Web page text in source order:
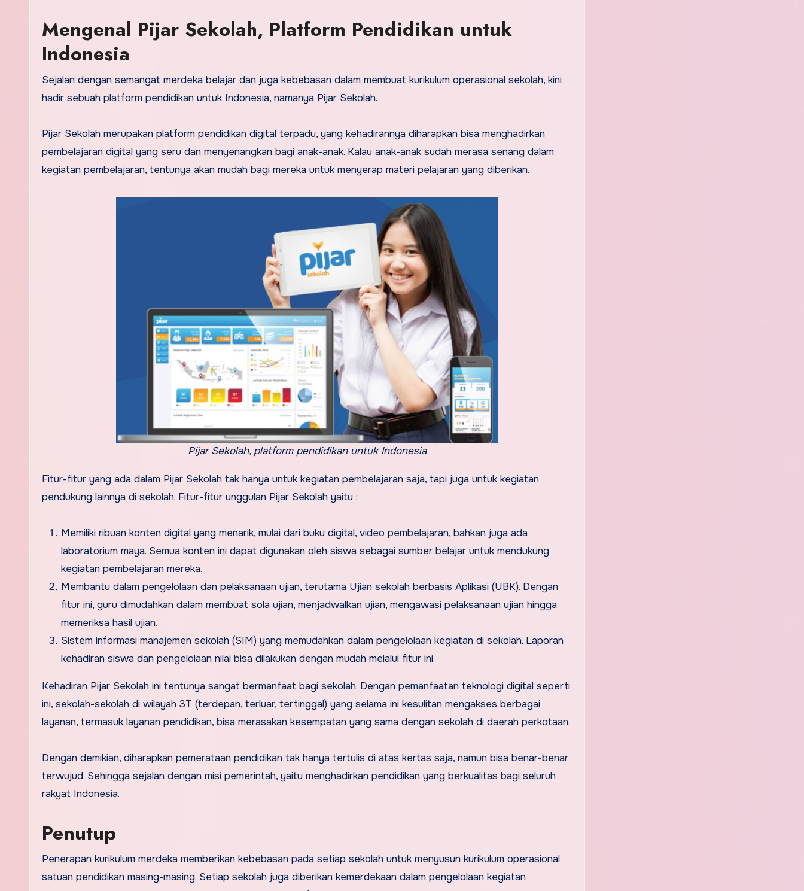
Mengenal Pijar Sekolah, Platform Pendidikan untuk
Indonesia
Sejalan dengan semangat merdeka belajar dan juga kebebasan dalam membuat kurikulum operasional sekolah, kini
hadir sebuah platform pendidikan untuk Indonesia, namanya Pijar Sekolah.
Pijar Sekolah merupakan platform pendidikan digital terpadu, yang kehadirannya diharapkan bisa menghadirkan
pembelajaran digital yang seru dan menyenangkan bagi anak-anak. Kalau anak-anak sudah merasa senang dalam
kegiatan pembelajaran, tentunya akan mudah bagi mereka untuk menyerap materi pelajaran yang diberikan.
Pijar Sekolah, platform pendidikan untuk Indonesia
Fitur-fitur yang ada dalam Pijar Sekolah tak hanya untuk kegiatan pembelajaran saja, tapi juga untuk kegiatan
pendukung lainnya di sekolah. Fitur-fitur unggulan Pijar Sekolah yaitu :
Memiliki ribuan konten digital yang menarik, mulai dari buku digital, video pembelajaran, bahkan juga ada
laboratorium maya. Semua konten ini dapat digunakan oleh siswa sebagai sumber belajar untuk mendukung
kegiatan pembelajaran mereka.
Membantu dalam pengelolaan dan pelaksanaan ujian, terutama Ujian sekolah berbasis Aplikasi (UBK). Dengan
fitur ini, guru dimudahkan dalam membuat sola ujian, menjadwalkan ujian, mengawasi pelaksanaan ujian hingga
memeriksa hasil ujian.
Sistem informasi manajemen sekolah (SIM) yang memudahkan dalam pengelolaan kegiatan di sekolah. Laporan
kehadiran siswa dan pengelolaan nilai bisa dilakukan dengan mudah melalui fitur ini.
Kehadiran Pijar Sekolah ini tentunya sangat bermanfaat bagi sekolah. Dengan pemanfaatan teknologi digital seperti
ini, sekolah-sekolah di wilayah 3T (terdepan, terluar, tertinggal) yang selama ini kesulitan mengakses berbagai
layanan, termasuk layanan pendidikan, bisa merasakan kesempatan yang sama dengan sekolah di daerah perkotaan.
Dengan demikian, diharapkan pemerataan pendidikan tak hanya tertulis di atas kertas saja, namun bisa benar-benar
terwujud. Sehingga sejalan dengan misi pemerintah, yaitu menghadirkan pendidikan yang berkualitas bagi seluruh
rakyat Indonesia.
Penutup
Penerapan kurikulum merdeka memberikan kebebasan pada setiap sekolah untuk menyusun kurikulum operasional
satuan pendidikan masing-masing. Setiap sekolah juga diberikan kemerdekaan dalam pengelolaan kegiatan